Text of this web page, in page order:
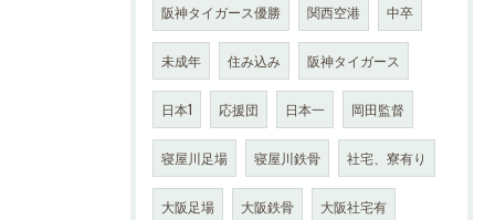
阪神タイガース優勝 関西空港 中卒
未成年 住み込み 阪神タイガース
日本1 応援団 日本一 岡田監督
寝屋川足場 寝屋川鉄骨 社宅、寮有り
大阪足場 大阪鉄骨 大阪社宅有